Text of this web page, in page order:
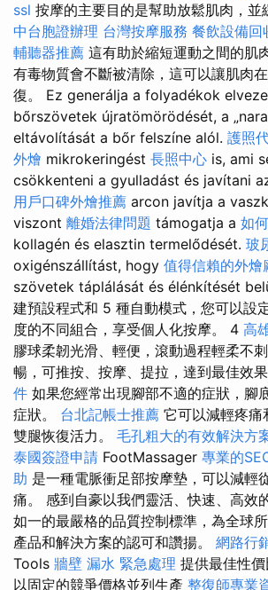
ssl 按摩的主要目的是幫助放鬆肌肉，並
中台胞證辦理 台灣按摩服務 餐飲設備回
輔聽器推薦 這有助於縮短運動之間的肌
有毒物質會不斷被清除，這可以讓肌肉
復。 Ez generálja a folyadékok
bőrszövetek újratömörödését, a
eltávolítását a bőr felszíne alól. 護照
外燴 mikrokeringést 長照中心 is, ami
csökkenteni a gyulladást és javítani
用戶口碑外燴推薦 arcon javítja a
viszont 離婚法律問題 támogatja a 如
kollagén és elasztin termelődését. 玻
oxigénszállítást, hogy 值得信賴的外燴
szövetek táplálását és élénkítését
建預設程式和 5 種自動模式，您可以設
度的不同組合，享受個人化按摩。 4 高
膠球柔韌光滑、輕便，滾動過程輕柔不
暢，可推按、按摩、提拉，達到最佳效果
件 如果您經常出現腳部不適的症狀，腳
症狀。 台北記帳士推薦 它可以減輕疼痛
雙腿恢復活力。 毛孔粗大的有效解決方
泰國簽證申請 FootMassager 專業的
助 是一種電脈衝足部按摩墊，可以減輕
痛。 感到自豪以我們靈活、快速、高效
如一的最嚴格的品質控制標準，為全球
產品和解決方案的認可和讚揚。 網路行
Tools 牆壁 漏水 緊急處理 提供最佳性
以固定的競爭價格並列生產 整復師專業